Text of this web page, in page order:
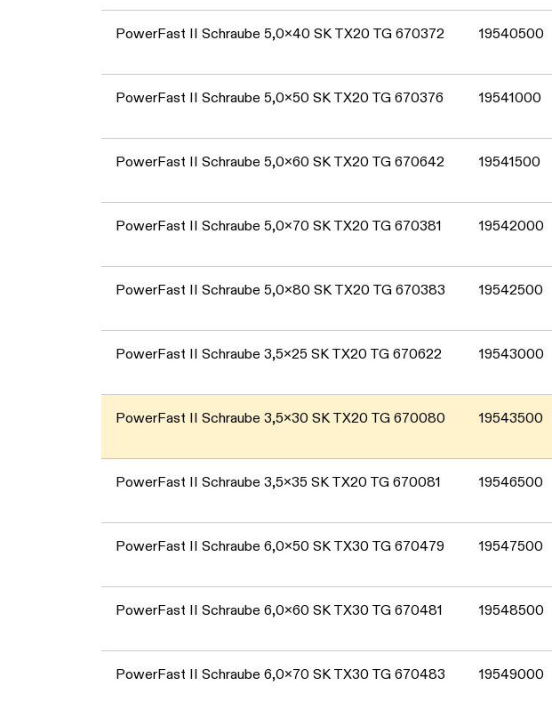
PowerFast II Schraube 5,0x40 SK TX20 TG 670372 19540500
PowerFast II Schraube 5,0x50 SK TX20 TG 670376 19541000
PowerFast II Schraube 5,0x60 SK TX20 TG 670642 19541500
PowerFast II Schraube 5,0x70 SK TX20 TG 670381 19542000
PowerFast II Schraube 5,0x80 SK TX20 TG 670383 19542500
PowerFast II Schraube 3,5x25 SK TX20 TG 670622 19543000
PowerFast II Schraube 3,5x30 SK TX20 TG 670080 19543500
PowerFast II Schraube 3,5x35 SK TX20 TG 670081 19546500
PowerFast II Schraube 6,0x50 SK TX30 TG 670479 19547500
PowerFast II Schraube 6,0x60 SK TX30 TG 670481 19548500
PowerFast II Schraube 6,0x70 SK TX30 TG 670483 19549000